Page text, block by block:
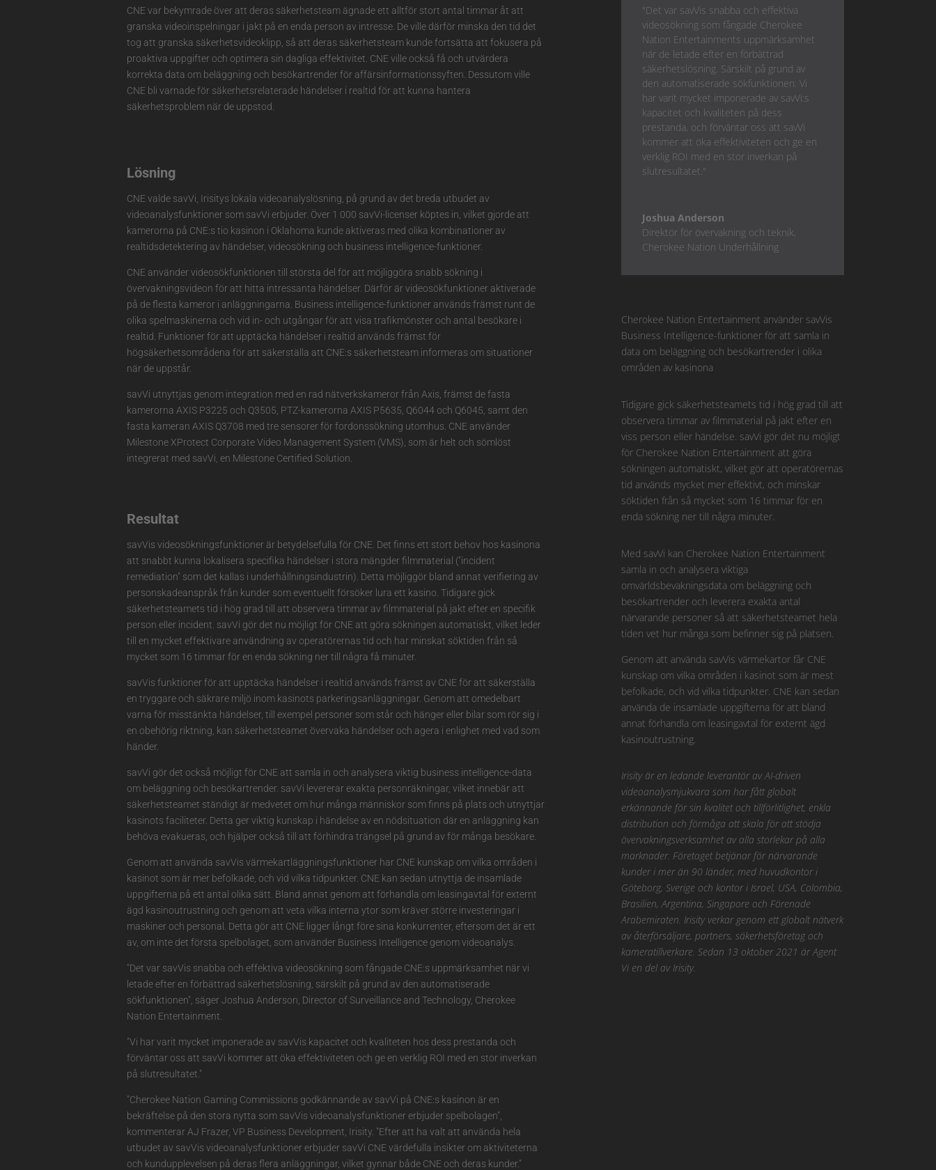
CNE var bekymrade över att deras säkerhetsteam ägnade ett alltför stort antal timmar åt att
granska videoinspelningar i jakt på en enda person av intresse. De ville därför minska den tid det
tog att granska säkerhetsvideoklipp, så att deras säkerhetsteam kunde fortsätta att fokusera på
proaktiva uppgifter och optimera sin dagliga effektivitet. CNE ville också få och utvärdera
korrekta data om beläggning och besökartrender för affärsinformationssyften. Dessutom ville
CNE bli varnade för säkerhetsrelaterade händelser i realtid för att kunna hantera
säkerhetsproblem när de uppstod.
Lösning
CNE valde savVi, Irisitys lokala videoanalyslösning, på grund av det breda utbudet av
videoanalysfunktioner som savVi erbjuder. Över 1 000 savVi-licenser köptes in, vilket gjorde att
kamerorna på CNE:s tio kasinon i Oklahoma kunde aktiveras med olika kombinationer av
realtidsdetektering av händelser, videosökning och business intelligence-funktioner.
CNE använder videosökfunktionen till största del för att möjliggöra snabb sökning i
övervakningsvideon för att hitta intressanta händelser. Därför är videosökfunktioner aktiverade
på de flesta kameror i anläggningarna. Business intelligence-funktioner används främst runt de
olika spelmaskinerna och vid in- och utgångar för att visa trafikmönster och antal besökare i
realtid. Funktioner för att upptäcka händelser i realtid används främst för
högsäkerhetsområdena för att säkerställa att CNE:s säkerhetsteam informeras om situationer
när de uppstår.
savVi utnyttjas genom integration med en rad nätverkskameror från Axis, främst de fasta
kamerorna AXIS P3225 och Q3505, PTZ-kamerorna AXIS P5635, Q6044 och Q6045, samt den
fasta kameran AXIS Q3708 med tre sensorer för fordonssökning utomhus. CNE använder
Milestone XProtect Corporate Video Management System (VMS), som är helt och sömlöst
integrerat med savVi, en Milestone Certified Solution.
Resultat
savVis videosökningsfunktioner är betydelsefulla för CNE. Det finns ett stort behov hos kasinona
att snabbt kunna lokalisera specifika händelser i stora mängder filmmaterial ("incident
remediation" som det kallas i underhållningsindustrin). Detta möjliggör bland annat verifiering av
personskadeanspråk från kunder som eventuellt försöker lura ett kasino. Tidigare gick
säkerhetsteamets tid i hög grad till att observera timmar av filmmaterial på jakt efter en specifik
person eller incident. savVi gör det nu möjligt för CNE att göra sökningen automatiskt, vilket leder
till en mycket effektivare användning av operatörernas tid och har minskat söktiden från så
mycket som 16 timmar för en enda sökning ner till några få minuter.
savVis funktioner för att upptäcka händelser i realtid används främst av CNE för att säkerställa
en tryggare och säkrare miljö inom kasinots parkeringsanläggningar. Genom att omedelbart
varna för misstänkta händelser, till exempel personer som står och hänger eller bilar som rör sig i
en obehörig riktning, kan säkerhetsteamet övervaka händelser och agera i enlighet med vad som
händer.
savVi gör det också möjligt för CNE att samla in och analysera viktig business intelligence-data
om beläggning och besökartrender. savVi levererar exakta personräkningar, vilket innebär att
säkerhetsteamet ständigt är medvetet om hur många människor som finns på plats och utnyttjar
kasinots faciliteter. Detta ger viktig kunskap i händelse av en nödsituation där en anläggning kan
behöva evakueras, och hjälper också till att förhindra trängsel på grund av för många besökare.
Genom att använda savVis värmekartläggningsfunktioner har CNE kunskap om vilka områden i
kasinot som är mer befolkade, och vid vilka tidpunkter. CNE kan sedan utnyttja de insamlade
uppgifterna på ett antal olika sätt. Bland annat genom att förhandla om leasingavtal för externt
ägd kasinoutrustning och genom att veta vilka interna ytor som kräver större investeringar i
maskiner och personal. Detta gör att CNE ligger långt före sina konkurrenter, eftersom det är ett
av, om inte det första spelbolaget, som använder Business Intelligence genom videoanalys.
"Det var savVis snabba och effektiva videosökning som fångade CNE:s uppmärksamhet när vi
letade efter en förbättrad säkerhetslösning, särskilt på grund av den automatiserade
sökfunktionen", säger Joshua Anderson, Director of Surveillance and Technology, Cherokee
Nation Entertainment.
"Vi har varit mycket imponerade av savVis kapacitet och kvaliteten hos dess prestanda och
förväntar oss att savVi kommer att öka effektiviteten och ge en verklig ROI med en stor inverkan
på slutresultatet."
"Cherokee Nation Gaming Commissions godkännande av savVi på CNE:s kasinon är en
bekräftelse på den stora nytta som savVis videoanalysfunktioner erbjuder spelbolagen",
kommenterar AJ Frazer, VP Business Development, Irisity. "Efter att ha valt att använda hela
utbudet av savVis videoanalysfunktioner erbjuder savVi CNE värdefulla insikter om aktiviteterna
och kundupplevelsen på deras flera anläggningar, vilket gynnar både CNE och deras kunder."
"Det var savVis snabba och effektiva
videosökning som fångade Cherokee
Nation Entertainments uppmärksamhet
när de letade efter en förbättrad
säkerhetslösning. Särskilt på grund av
den automatiserade sökfunktionen. Vi
har varit mycket imponerade av savVi:s
kapacitet och kvaliteten på dess
prestanda, och förväntar oss att savVi
kommer att öka effektiviteten och ge en
verklig ROI med en stor inverkan på
slutresultatet."
Joshua Anderson
Direktör för övervakning och teknik,
Cherokee Nation Underhållning
Cherokee Nation Entertainment använder savVis
Business Intelligence-funktioner för att samla in
data om beläggning och besökartrender i olika
områden av kasinona
Tidigare gick säkerhetsteamets tid i hög grad till att
observera timmar av filmmaterial på jakt efter en
viss person eller händelse. savVi gör det nu möjligt
för Cherokee Nation Entertainment att göra
sökningen automatiskt, vilket gör att operatörernas
tid används mycket mer effektivt, och minskar
söktiden från så mycket som 16 timmar för en
enda sökning ner till några minuter.
Med savVi kan Cherokee Nation Entertainment
samla in och analysera viktiga
omvärldsbevakningsdata om beläggning och
besökartrender och leverera exakta antal
närvarande personer så att säkerhetsteamet hela
tiden vet hur många som befinner sig på platsen.
Genom att använda savVis värmekartor får CNE
kunskap om vilka områden i kasinot som är mest
befolkade, och vid vilka tidpunkter. CNE kan sedan
använda de insamlade uppgifterna för att bland
annat förhandla om leasingavtal för externt ägd
kasinoutrustning.
Irisity är en ledande leverantör av AI-driven
videoanalysmjukvara som har fått globalt
erkännande för sin kvalitet och tillförlitlighet, enkla
distribution och förmåga att skala för att stödja
övervakningsverksamhet av alla storlekar på alla
marknader. Företaget betjänar för närvarande
kunder i mer än 90 länder, med huvudkontor i
Göteborg, Sverige och kontor i Israel, USA, Colombia,
Brasilien, Argentina, Singapore och Förenade
Arabemiraten. Irisity verkar genom ett globalt nätverk
av återförsäljare, partners, säkerhetsföretag och
kameratillverkare. Sedan 13 oktober 2021 är Agent
Vi en del av Irisity.